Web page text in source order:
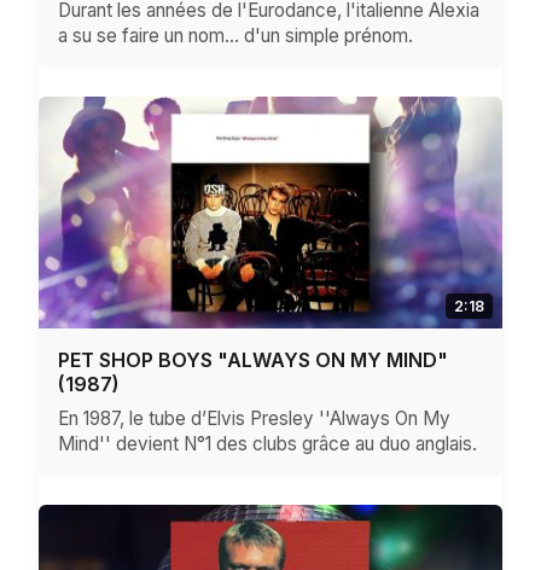
Durant les années de l'Eurodance, l'italienne Alexia
a su se faire un nom… d'un simple prénom.
2:18
PET SHOP BOYS "ALWAYS ON MY MIND"
(1987)
En 1987, le tube d’Elvis Presley ''Always On My
Mind'' devient N°1 des clubs grâce au duo anglais.